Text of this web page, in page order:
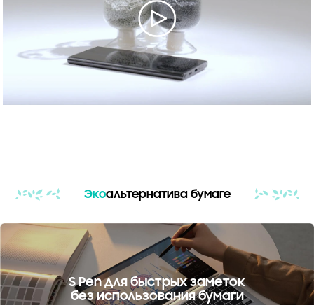
Экоальтернатива бумаге
S Pen для быстрых заметок
без использования бумаги